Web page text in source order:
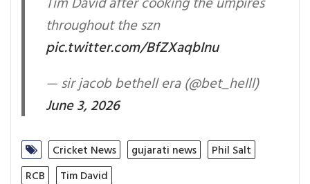
throughout the szn
pic.twitter.com/BfZXaqbInu
— sir jacob bethell era (@bet_helll)
June 3, 2026
Cricket News gujarati news
Phil Salt
RCB
Tim David